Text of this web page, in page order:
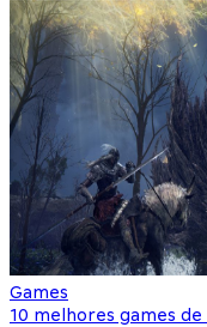
Games
10 melhores games de